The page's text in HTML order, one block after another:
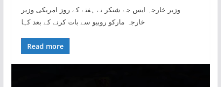
وزیر خارجہ ایس جے شنکر نے ہفتے کے روز امریکی وزیر
خارجہ مارکو روبیو سے بات کرنے کے بعد کہا
Read more